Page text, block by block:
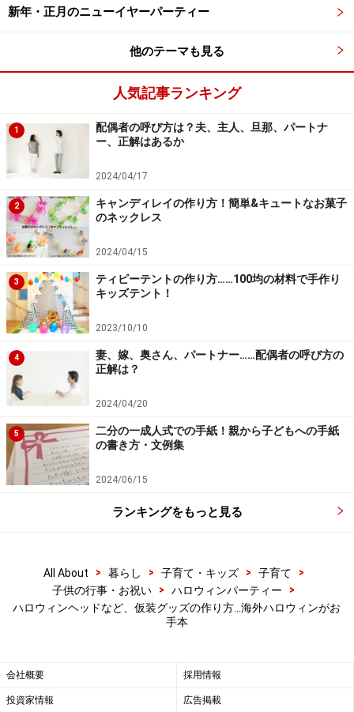
4. 段ボールをジャバラに折ります。
頭にかぶる時は向きに気を付けてください
5. 画用紙に目玉を付けます。クモの目は8個です。
コウモリが飛んでいるユニークなカチュー
シャ
コウモリのカチューシャ
黒いカチューシャに黒い針金を巻き付け、コウモリが飛
んでいるように見せているbat headband（コウモリのカ
チューシャ）です。リボンをフェイクファーなどに変え
れば、男の子にも使えますよ。
bat headbandの作り方
材料：黒いカチューシャ、メッシュのマット、黒い針
金：14cm×4本、飾り用のリボン、コウモリの飾り（シ
ール、紙、人形など）：4個
端はギザギザに切ってください。
が1枚、小15cm×8cmが2枚です。端はギザギザに切り取
ってください。
新年・正月のニューイヤーパーティー
他のテーマも見る
人気記事ランキング
1
配偶者の呼び方は？夫、主人、旦那、パートナ
ー、正解はあるか
2024/04/17
2
キャンディレイの作り方！簡単&キュートなお菓子
のネックレス
2024/04/15
3
ティピーテントの作り方……100均の材料で手作り
キッズテント！
2023/10/10
4
妻、嫁、奥さん、パートナー……配偶者の呼び方の
正解は？
2024/04/20
5
二分の一成人式での手紙！親から子どもへの手紙
の書き方・文例集
2024/06/15
ランキングをもっと見る
All About > 暮らし > 子育て・キッズ > 子育て
>
子供の行事・お祝い
> ハロウィンパーティー
>
ハロウィンヘッドなど、仮装グッズの作り方…海外ハロウィンがお
手本
会社概要 採用情報
投資家情報 広告掲載